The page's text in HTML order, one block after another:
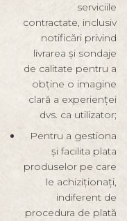
serviciile
contractate, inclusiv
notificări privind
livrarea și sondaje
de calitate pentru a
obține o imagine
clară a experienței
dvs. ca utilizator;
Pentru a gestiona
și facilita plata
produselor pe care
le achiziționați,
indiferent de
procedura de plată